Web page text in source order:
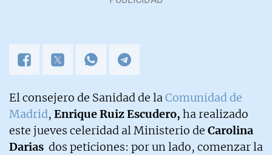
El consejero de Sanidad de laComunidad de
Madrid, Enrique Ruiz Escudero, ha realizado
este jueves celeridad al Ministerio de Carolina
Darias dos peticiones: por un lado, comenzar la